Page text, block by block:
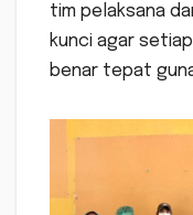
tim pelaksana
kunci agar
benar tepat